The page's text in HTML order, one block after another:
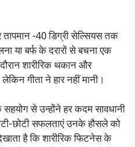
-40 डिग्री सेल्सियस तक
या बर्फ के दरारों से बचना एक
शारीरिक थकान और
गीता ने हार नहीं मानी।
से उन्होंने हर कदम सावधानी
छोटी सफलताएं उनके हौसले को
है कि शारीरिक फिटनेस के